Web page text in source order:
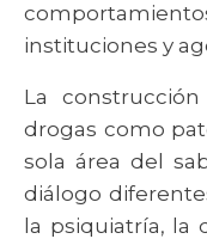
instituciones y
La
drogas como
sola área del
diálogo
la psiquiatría, la